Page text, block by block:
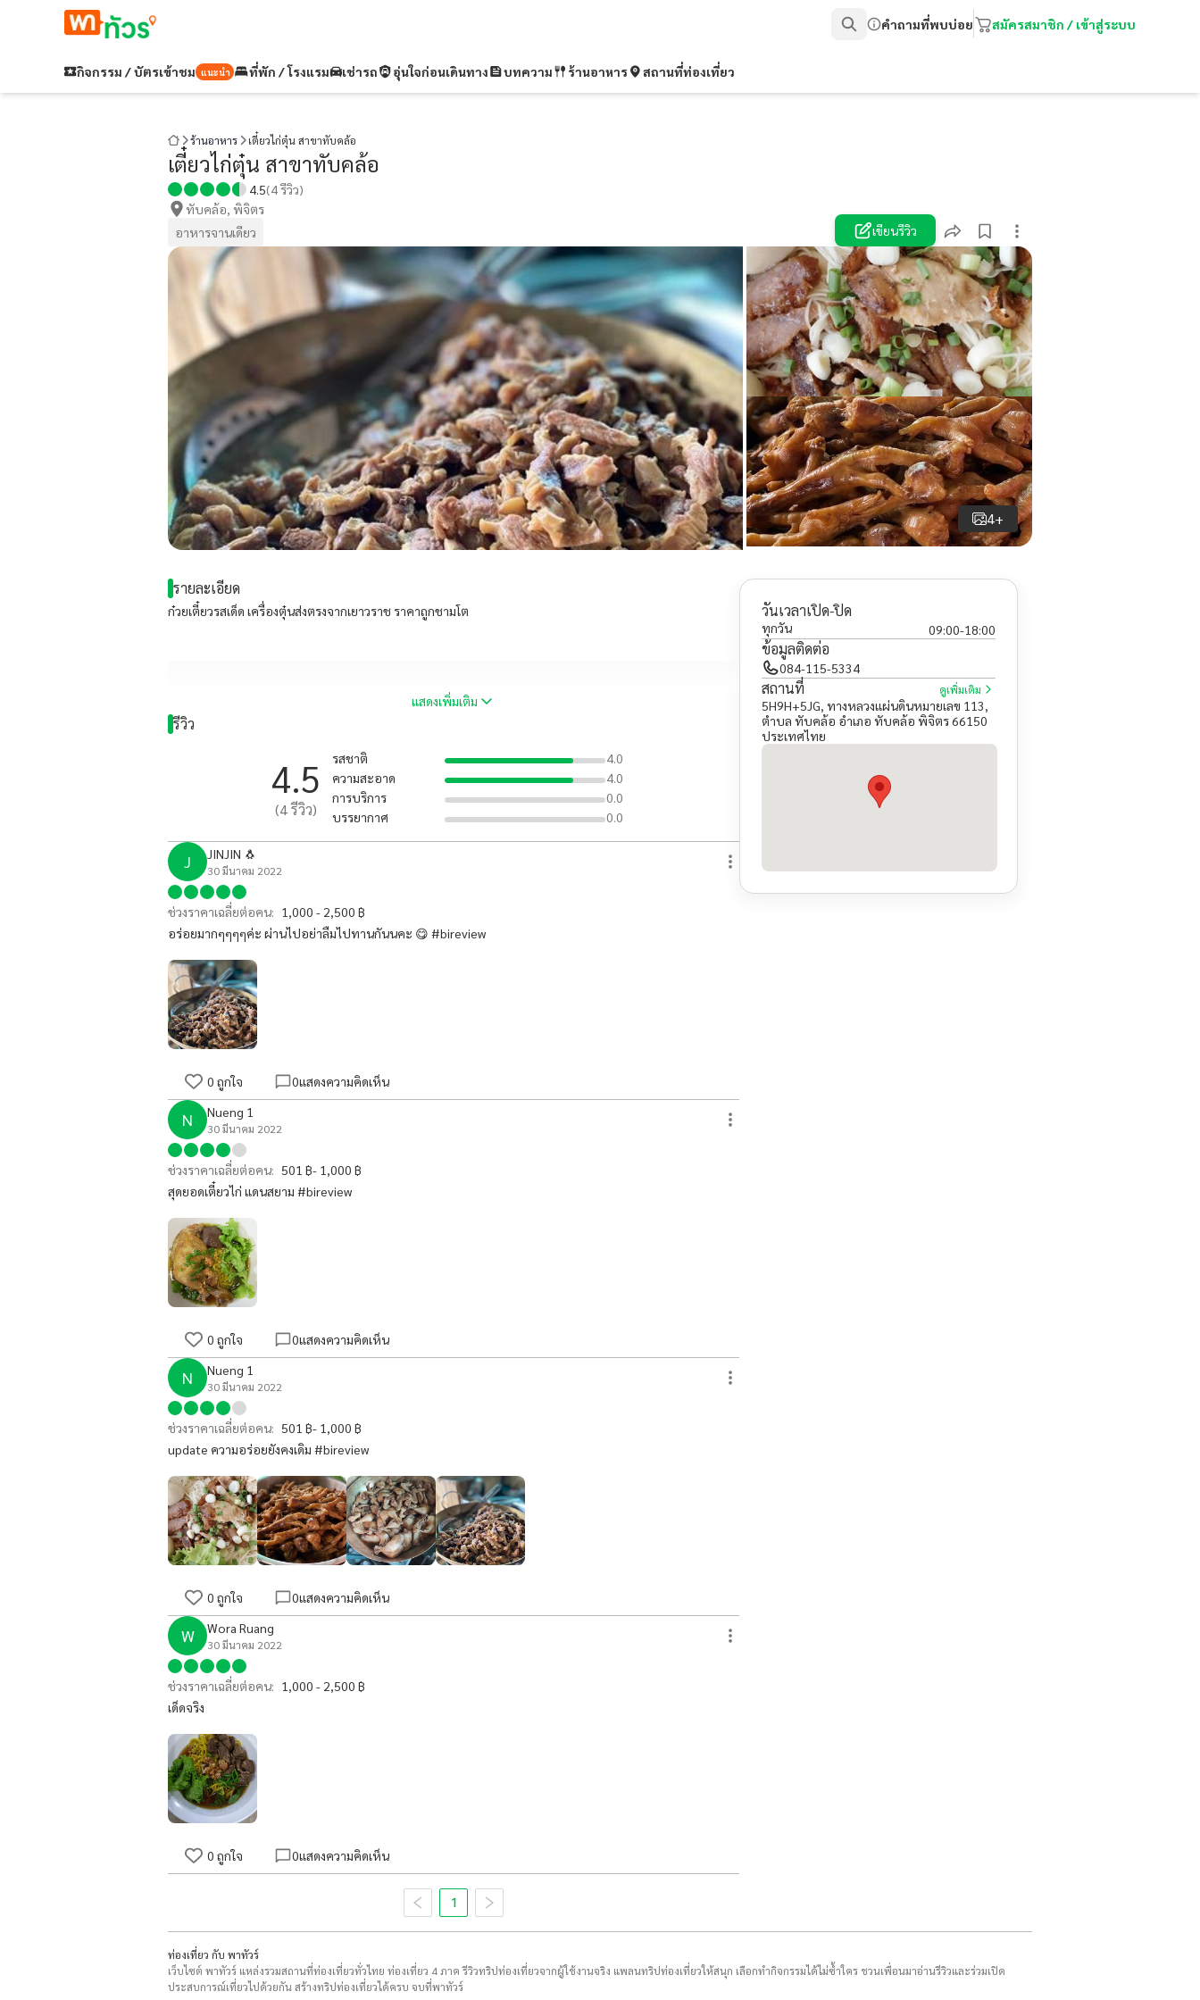
คำถามที่พบบ่อย สมัครสมาชิก / เข้าสู่ระบบ
กิจกรรม / บัตรเข้าชม แนะนำ ที่พัก / โรงแรม เช่ารถ อุ่นใจก่อนเดินทาง บทความ ร้านอาหาร สถานที่ท่องเที่ยว
ร้านอาหาร เตี๋ยวไก่ตุ๋น สาขาทับคล้อ
เตี๋ยวไก่ตุ๋น สาขาทับคล้อ
4.5(4รีวิว)
ทับคล้อ, พิจิตร
อาหารจานเดียว
เขียนรีวิว
4+
รายละเอียด
ก๋วยเตี๋ยวรสเด็ด เครื่องตุ๋นส่งตรงจากเยาวราช ราคาถูกชามโต
แสดงเพิ่มเติม
รีวิว
4.5
(4รีวิว)
รสชาติ
4.0
ความสะอาด
4.0
การบริการ
0.0
บรรยากาศ
0.0
J JINJIN 🐧
30 มีนาคม 2022
ช่วงราคาเฉลี่ยต่อคน: 1,000 - 2,500 ฿
อร่อยมากๆๆๆๆค่ะ ผ่านไปอย่าลืมไปทานกันนคะ 😋 #bireview
0 ถูกใจ 0แสดงความคิดเห็น
N Nueng 1
30 มีนาคม 2022
ช่วงราคาเฉลี่ยต่อคน: 501 ฿- 1,000 ฿
สุดยอดเตี๋ยวไก่ แดนสยาม #bireview
0 ถูกใจ 0แสดงความคิดเห็น
N Nueng 1
30 มีนาคม 2022
ช่วงราคาเฉลี่ยต่อคน: 501 ฿- 1,000 ฿
update ความอร่อยยังคงเดิม #bireview
0 ถูกใจ 0แสดงความคิดเห็น
W Wora Ruang
30 มีนาคม 2022
ช่วงราคาเฉลี่ยต่อคน: 1,000 - 2,500 ฿
เด็ดจริง
0 ถูกใจ 0แสดงความคิดเห็น
1
วันเวลาเปิด-ปิด
ทุกวัน 09:00-18:00
ข้อมูลติดต่อ
084-115-5334
สถานที่ ดูเพิ่มเติม
5H9H+5JG, ทางหลวงแผ่นดินหมายเลข 113,
ตำบล ทับคล้อ อำเภอ ทับคล้อ พิจิตร 66150
ประเทศไทย
ท่องเที่ยว กับ พาทัวร์
เว็บไซต์ พาทัวร์ แหล่งรวมสถานที่ท่องเที่ยวทั่วไทย ท่องเที่ยว 4 ภาค รีวิวทริปท่องเที่ยวจากผู้ใช้งานจริง แพลนทริปท่องเที่ยวให้สนุก เลือกทำกิจกรรมได้ไม่ซ้ำใคร ชวนเพื่อนมาอ่านรีวิวและร่วมเปิด
ประสบการณ์เที่ยวไปด้วยกัน สร้างทริปท่องเที่ยวได้ครบ จบที่พาทัวร์